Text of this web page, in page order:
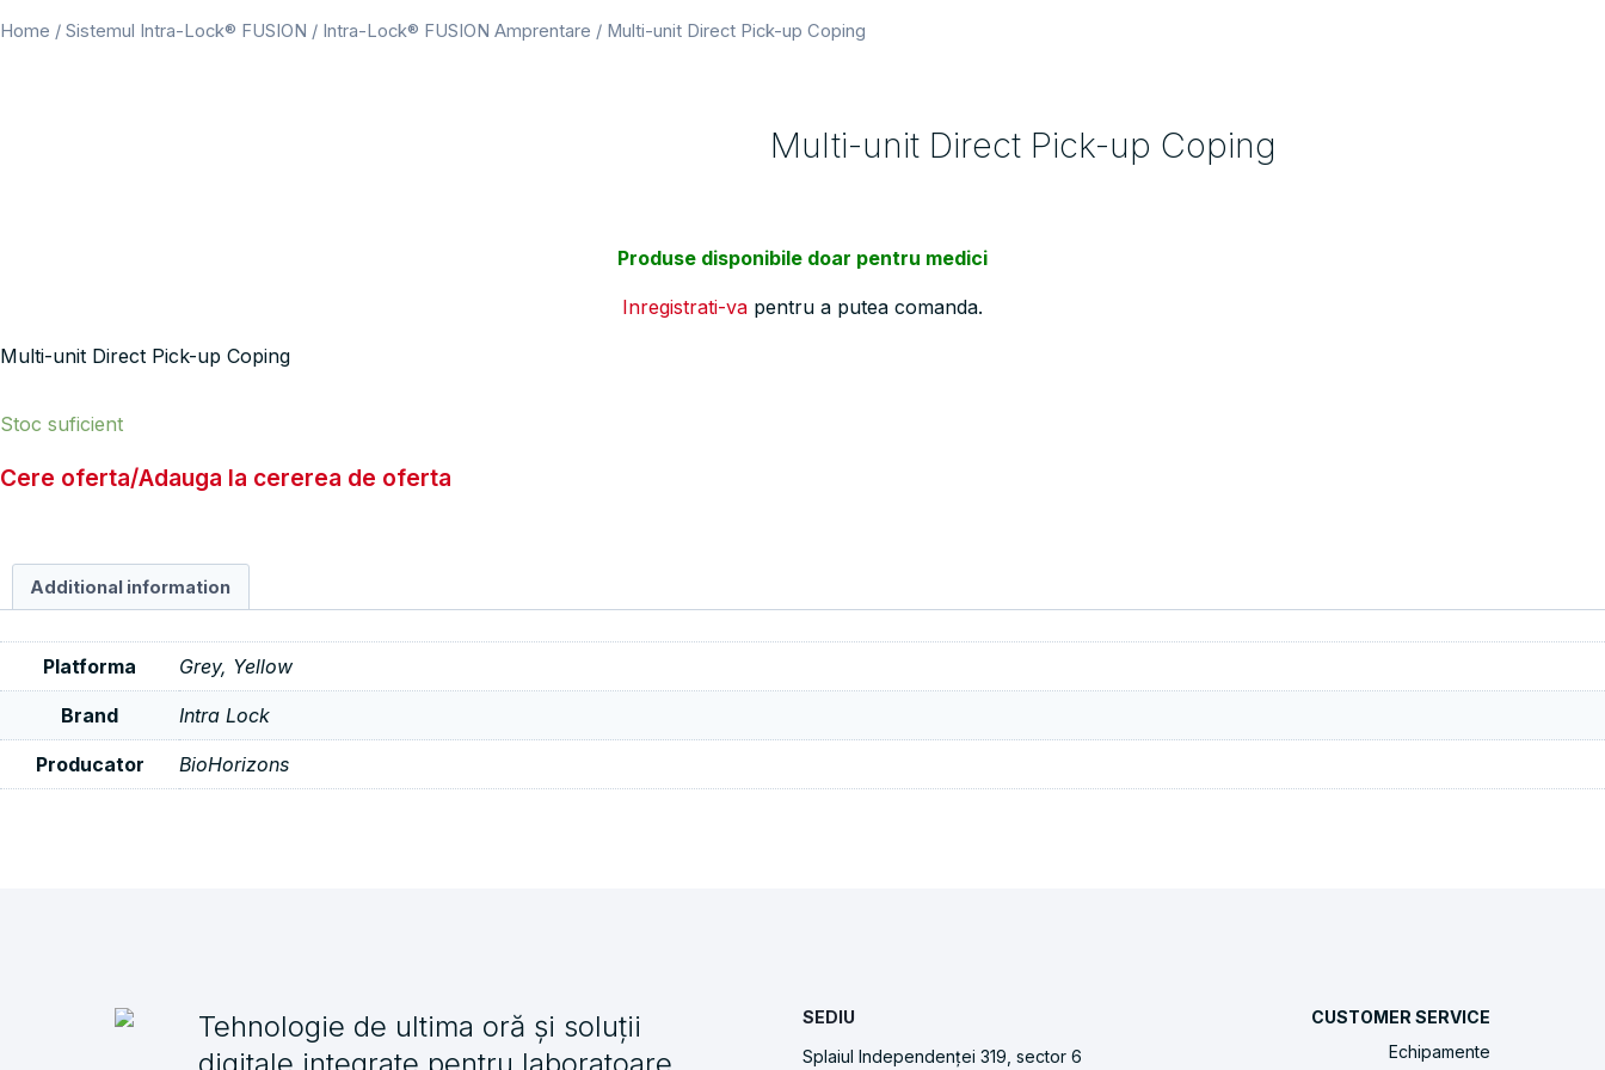
Home / Sistemul Intra-Lock® FUSION / Intra-Lock® FUSION Amprentare / Multi-unit Direct Pick-up Coping
Multi-unit Direct Pick-up Coping
Produse disponibile doar pentru medici
Inregistrati-va pentru a putea comanda.
Multi-unit Direct Pick-up Coping
Stoc suficient
Cere oferta/Adauga la cererea de oferta
Additional information
Platforma Grey, Yellow
Brand Intra Lock
Producator BioHorizons
Tehnologie de ultima oră și soluții
SEDIU
Splaiul Independenței 319, sector 6
CUSTOMER SERVICE
Echipamente